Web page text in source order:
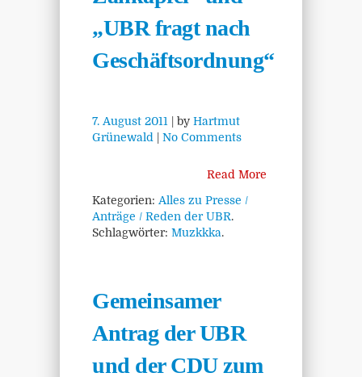
„UBR fragt nach
Geschäftsordnung“
7. August 2011 | by Hartmut
Grünewald
No Comments
Read More
Kategorien: Alles zu Presse /
Anträge / Reden der UBR.
Schlagwörter: Muzkkka.
Gemeinsamer
Antrag der UBR
und der CDU zum